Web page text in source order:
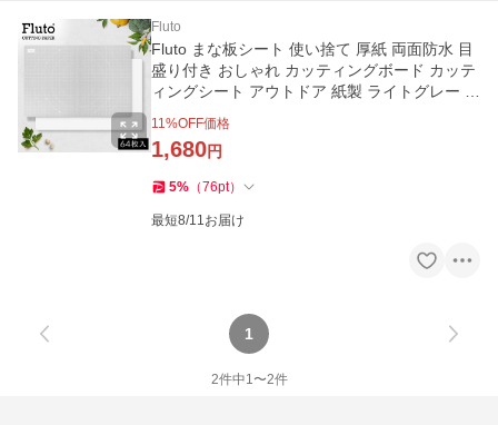
Fluto
Fluto まな板シート 使い捨て 厚紙 両面防水 目
盛り付き おしゃれ カッティングボード カッテ
ィングシート アウトドア 紙製 ライトグレー 白
ホワイト 64枚入
11%OFF価格
1,680円
5% （76pt）
最短8/11お届け
1
2件中1〜2件